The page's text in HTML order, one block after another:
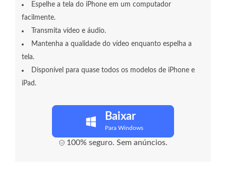
Espelhe a tela do iPhone em um computador
facilmente.
Transmita vídeo e áudio.
Mantenha a qualidade do vídeo enquanto espelha a
tela.
Disponível para quase todos os modelos de iPhone e
iPad.
Baixar
Para Windows
100% seguro. Sem anúncios.